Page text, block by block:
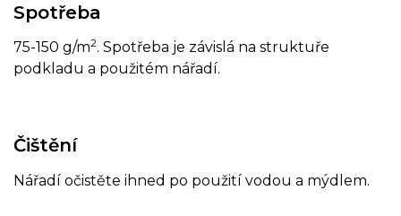
Spotřeba
75-150 g/m2. Spotřeba je závislá na struktuře
podkladu a použitém nářadí.
Čištění
Nářadí očistěte ihned po použití vodou a mýdlem.